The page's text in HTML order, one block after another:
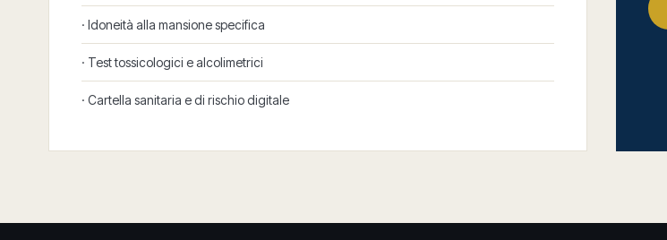
· Idoneità alla mansione specifica
· Test tossicologici e alcolimetrici
· Cartella sanitaria e di rischio digitale